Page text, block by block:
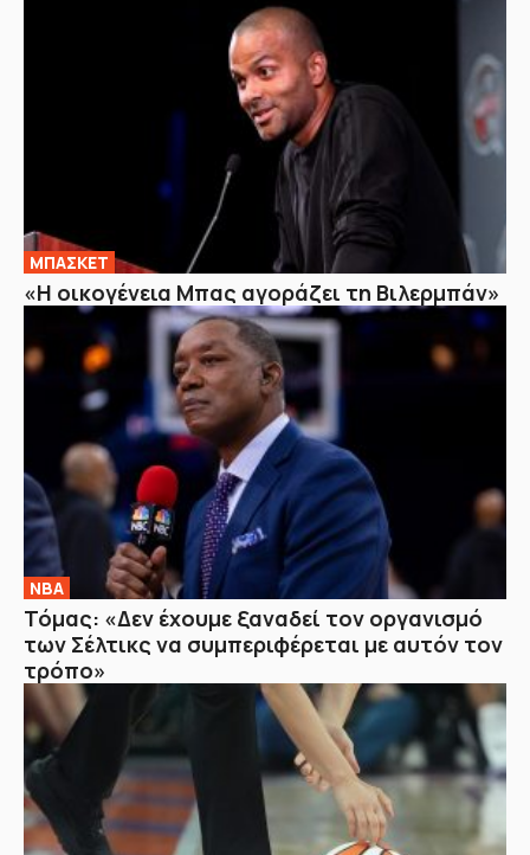
ΜΠΑΣΚΕΤ
«Η οικογένεια Μπας αγοράζει τη Βιλερμπάν»
NBA
Τόμας: «Δεν έχουμε ξαναδεί τον οργανισμό
των Σέλτικς να συμπεριφέρεται με αυτόν τον
τρόπο»